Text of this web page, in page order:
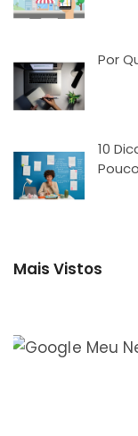
Por
10
Mais Vistos